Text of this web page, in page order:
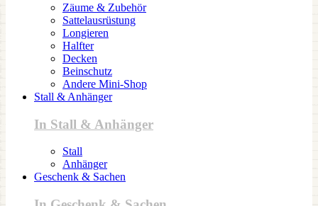
Zäume & Zubehör
Sattelausrüstung
Longieren
Halfter
Decken
Beinschutz
Andere Mini-Shop
Stall & Anhänger
In Stall & Anhänger
Stall
Anhänger
Geschenk & Sachen